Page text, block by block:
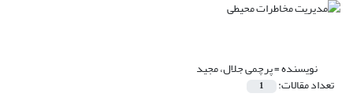
نویسنده =پرچمی جلال، مجید
تعداد مقالات: 1